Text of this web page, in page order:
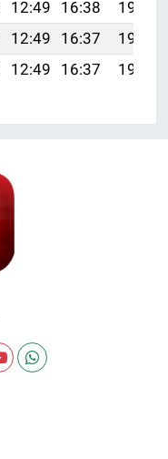
12:49 16:38
19:49
12:49 16:37
19:48
12:49 16:37 19:47